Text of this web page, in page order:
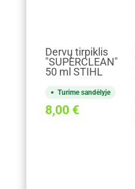
Dervų tirpiklis
"SUPERCLEAN"
50 ml STIHL
Turime sandėlyje
8,00 €